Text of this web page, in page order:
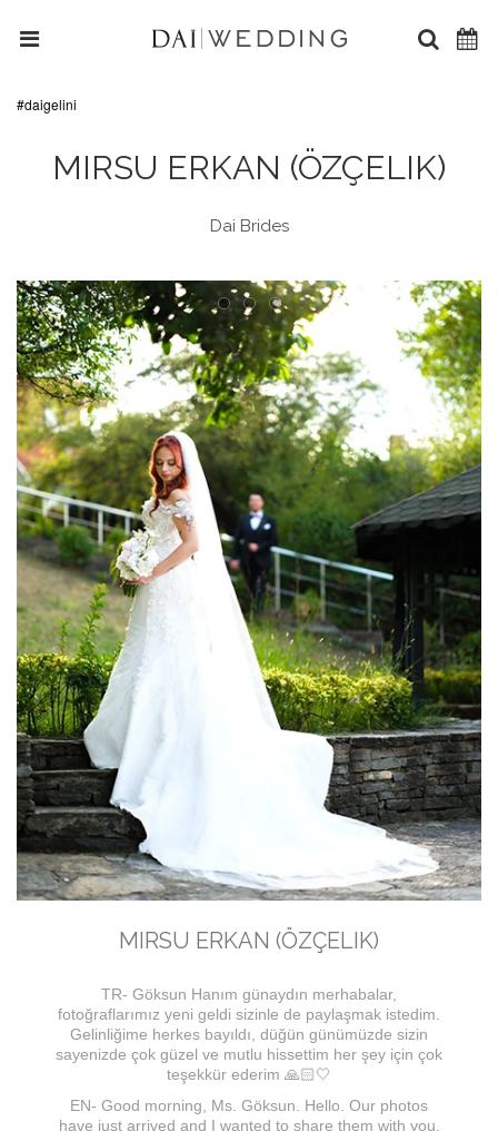
#daigelini
MIRSU ERKAN (ÖZÇELIK)
Dai Brides
MIRSU ERKAN (ÖZÇELIK)
TR- Göksun Hanım günaydın merhabalar,
fotoğraflarımız yeni geldi sizinle de paylaşmak istedim.
Gelinliğime herkes bayıldı, düğün günümüzde sizin
sayenizde çok güzel ve mutlu hissettim her şey için çok
teşekkür ederim 🙏🏻🤍
EN- Good morning, Ms. Göksun. Hello. Our photos
have just arrived and I wanted to share them with you.